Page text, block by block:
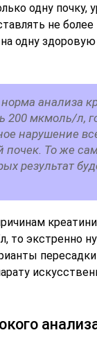
одну почку,
не
на одну
анализа
200 мкмоль/л,
нарушение
почек. То же
результат
то экстренно